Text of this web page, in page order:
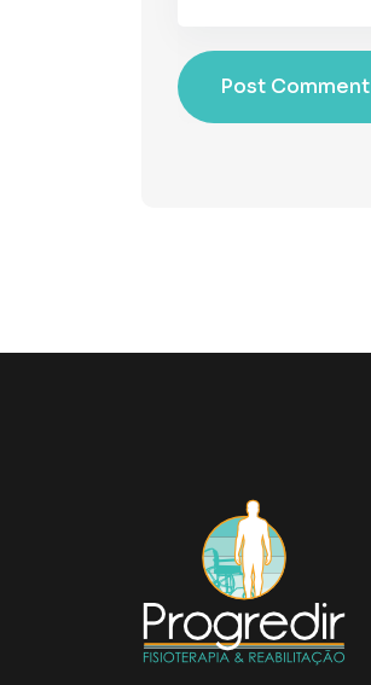
Post Comment